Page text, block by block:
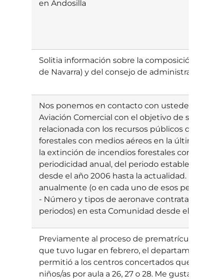
en Andosilla
Solitia información sobre la composición
de Navarra) y del consejo de administración
Nos ponemos en contacto con ustedes
Aviación Comercial con el objetivo de
relacionada con los recursos públicos
forestales con medios aéreos en la última
la extinción de incendios forestales con
periodicidad anual, del periodo establecido
desde el año 2006 hasta la actualidad. -
anualmente (o en cada uno de esos
- Número y tipos de aeronave contratados
periodos) en esta Comunidad desde el año
Previamente al proceso de prematrícula en
que tuvo lugar en febrero, el departamento
permitió a los centros concertados que así lo
niños/as por aula a 26, 27 o 28. Me gustaría